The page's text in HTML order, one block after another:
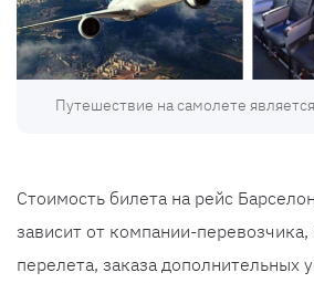
Путешествие на самолете
Стоимость билета на рейс
зависит от компании-
перелета, заказа дополнительных